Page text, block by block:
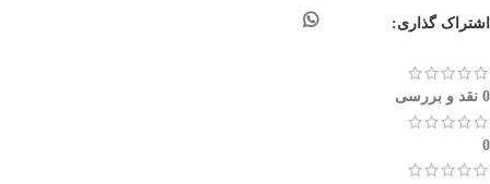
اشتراک گذاری:
0 نقد و بررسی
0